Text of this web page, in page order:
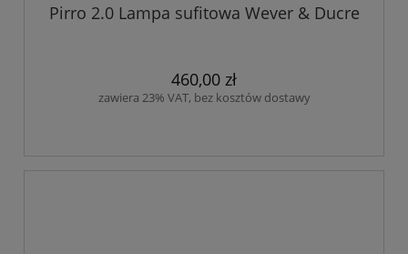
Pirro 2.0 Lampa sufitowa Wever & Ducre
460,00 zł
zawiera 23% VAT, bez kosztów dostawy